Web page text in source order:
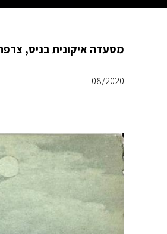
מסעדה איקונית בניס,
08/2020